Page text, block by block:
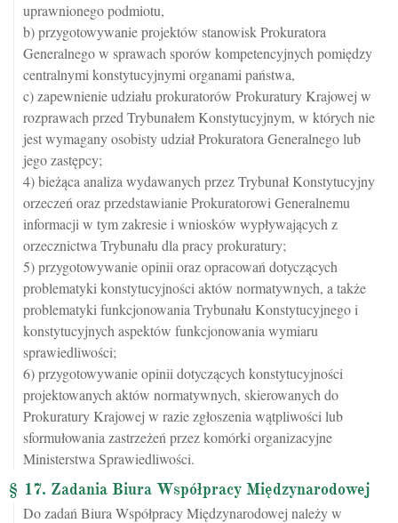
uprawnionego podmiotu,
b) przygotowywanie projektów stanowisk Prokuratora
Generalnego w sprawach sporów kompetencyjnych pomiędzy
centralnymi konstytucyjnymi organami państwa,
c) zapewnienie udziału prokuratorów Prokuratury Krajowej w
rozprawach przed Trybunałem Konstytucyjnym, w których nie
jest wymagany osobisty udział Prokuratora Generalnego lub
jego zastępcy;
4) bieżąca analiza wydawanych przez Trybunał Konstytucyjny
orzeczeń oraz przedstawianie Prokuratorowi Generalnemu
informacji w tym zakresie i wniosków wypływających z
orzecznictwa Trybunału dla pracy prokuratury;
5) przygotowywanie opinii oraz opracowań dotyczących
problematyki konstytucyjności aktów normatywnych, a także
problematyki funkcjonowania Trybunału Konstytucyjnego i
konstytucyjnych aspektów funkcjonowania wymiaru
sprawiedliwości;
6) przygotowywanie opinii dotyczących konstytucyjności
projektowanych aktów normatywnych, skierowanych do
Prokuratury Krajowej w razie zgłoszenia wątpliwości lub
sformułowania zastrzeżeń przez komórki organizacyjne
Ministerstwa Sprawiedliwości.
§ 17. Zadania Biura Współpracy Międzynarodowej
Do zadań Biura Współpracy Międzynarodowej należy w